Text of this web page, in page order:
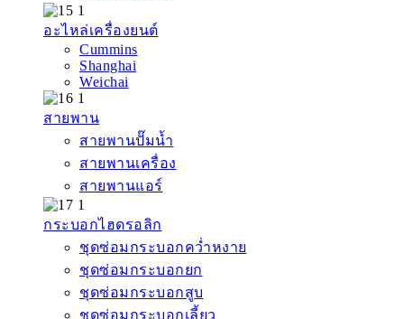
อะไหล่เครื่องยนต์
Cummins
Shanghai
Weichai
สายพาน
สายพานปั๊มน้ำ
สายพานเครื่อง
สายพานแอร์
กระบอกไฮดรอลิก
ชุดซ่อมกระบอกคว่ำหงาย
ชุดซ่อมกระบอกยก
ชุดซ่อมกระบอกสูบ
ชุดซ่อมกระบอกเลี้ยว